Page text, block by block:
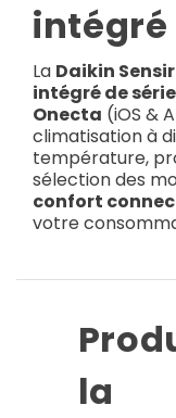
intégré
La Daikin
intégré de série
Onecta (iOS &
climatisation à
température,
sélection des
confort
votre
la